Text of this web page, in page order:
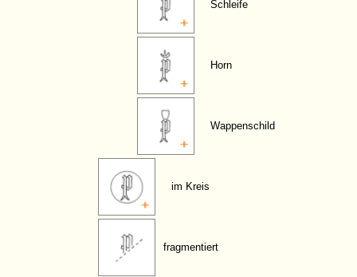
Schleife
Horn
Wappenschild
im Kreis
fragmentiert